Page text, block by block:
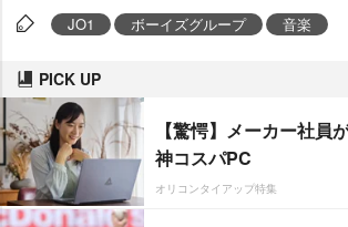
JO1 ボーイズグループ 音楽
PICK UP
【驚愕】メーカー社員
神コスパPC
オリコンタイアップ特集